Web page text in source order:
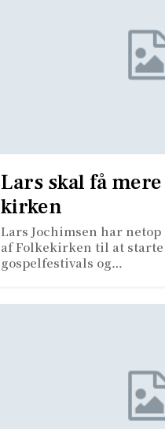
Lars skal få
kirken
Lars Jochimsen har netop
af Folkekirken til at
gospelfestivals og…